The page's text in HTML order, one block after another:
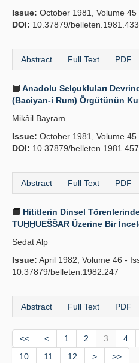
Issue: October 1981, Volume
DOI: 10.37879/belleten.1981.433
Abstract Full Text PDF
Anadolu Selçukluları
(Baciyan-i Rum) Örgütünün
Mikâil Bayram
Issue: October 1981, Volume
DOI: 10.37879/belleten.1981.457
Abstract Full Text PDF
Hititlerin Dinsel
TUḪḪUEŠŠAR Üzerine Bir
Sedat Alp
Issue: April 1982, Volume 46 -
10.37879/belleten.1982.247
Abstract Full Text PDF
<< < 1 2 3 4
10
11 12 > >>